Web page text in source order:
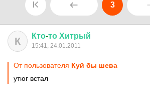
3
К Кто-то Хитрый
15:41, 24.01.2011
От пользователя Куй бы шева
утюг встал